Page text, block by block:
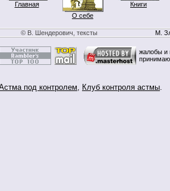
Главная
О себе
Книги
© В. Шендерович, тексты М.
жалобы и
под контролем, Клуб контроля астмы.